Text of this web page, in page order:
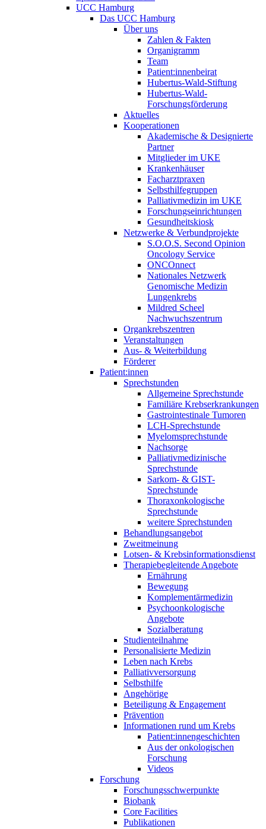
UCC Hamburg
Das UCC Hamburg
Über uns
Zahlen & Fakten
Organigramm
Team
Patient:innenbeirat
Hubertus-Wald-Stiftung
Hubertus-Wald-
Forschungsförderung
Aktuelles
Kooperationen
Akademische & Designierte
Partner
Mitglieder im UKE
Krankenhäuser
Facharztpraxen
Selbsthilfegruppen
Palliativmedizin im UKE
Forschungseinrichtungen
Gesundheitskiosk
Netzwerke & Verbundprojekte
S.O.O.S. Second Opinion
Oncology Service
ONCOnnect
Nationales Netzwerk
Genomische Medizin
Lungenkrebs
Mildred Scheel
Nachwuchszentrum
Organkrebszentren
Veranstaltungen
Aus- & Weiterbildung
Förderer
Patient:innen
Sprechstunden
Allgemeine Sprechstunde
Familiäre Krebserkrankungen
Gastrointestinale Tumoren
LCH-Sprechstunde
Myelomsprechstunde
Nachsorge
Palliativmedizinische
Sprechstunde
Sarkom- & GIST-
Sprechstunde
Thoraxonkologische
Sprechstunde
weitere Sprechstunden
Behandlungsangebot
Zweitmeinung
Lotsen- & Krebsinformationsdienst
Therapiebegleitende Angebote
Ernährung
Bewegung
Komplementärmedizin
Psychoonkologische
Angebote
Sozialberatung
Studienteilnahme
Personalisierte Medizin
Leben nach Krebs
Palliativversorgung
Selbsthilfe
Angehörige
Beteiligung & Engagement
Prävention
Informationen rund um Krebs
Patient:innengeschichten
Aus der onkologischen
Forschung
Videos
Forschung
Forschungsschwerpunkte
Biobank
Core Facilities
Publikationen